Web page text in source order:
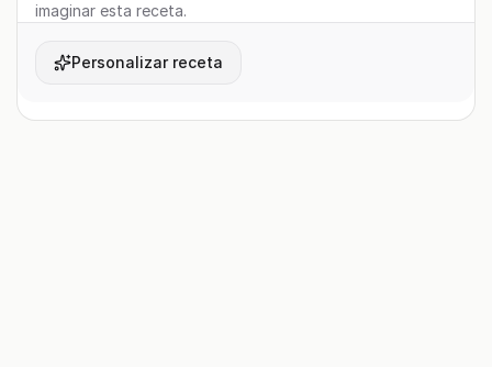
imaginar esta receta.
Personalizar receta